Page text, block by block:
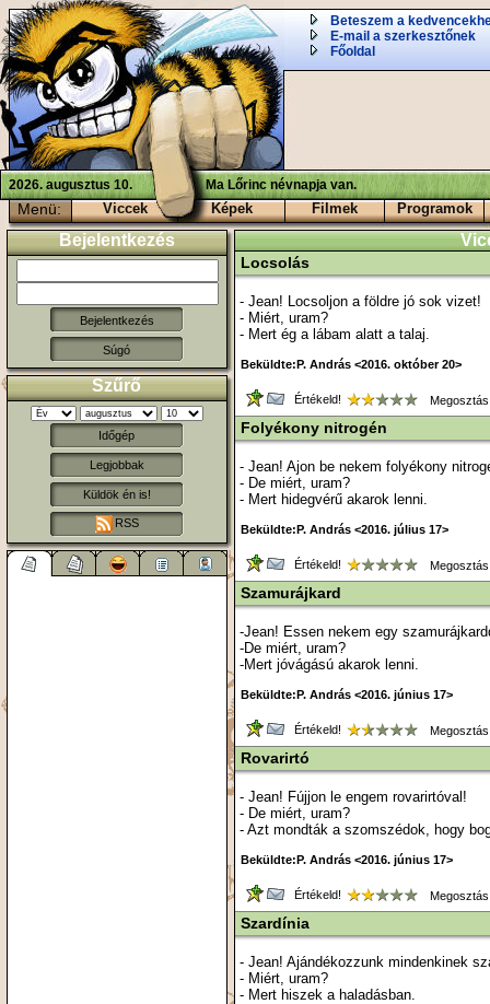
Beteszem a
E-mail a szerkesztőnek
Főoldal
2026. augusztus 10. Ma Lőrinc névnapja van.
Menü: Viccek Képek Filmek Programok
Bejelentkezés
Súgó
Szűrő
Időgép
Legjobbak
Küldök én is!
RSS
Locsolás
- Jean! Locsoljon a földre jó sok vizet!
- Miért, uram?
- Mert ég a lábam alatt a talaj.
Beküldte:P. András <2016. október 20>
Értékeld!
Folyékony nitrogén
- Jean! Ajon be nekem folyékony
- De miért, uram?
- Mert hidegvérű akarok lenni.
Beküldte:P. András <2016. július 17>
Értékeld!
Szamurájkard
-Jean! Essen nekem egy
-De miért, uram?
-Mert jóvágású akarok lenni.
Beküldte:P. András <2016. június 17>
Értékeld!
Rovarirtó
- Jean! Fújjon le engem rovarirtóval!
- De miért, uram?
- Azt mondták a szomszédok, hogy
Beküldte:P. András <2016. június 17>
Értékeld!
Szardínia
- Jean! Ajándékozzunk mindenkinek
- Miért, uram?
- Mert hiszek a haladásban.